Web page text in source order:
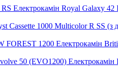
Електрокамін Royal Galaxy 42
Електрокамін